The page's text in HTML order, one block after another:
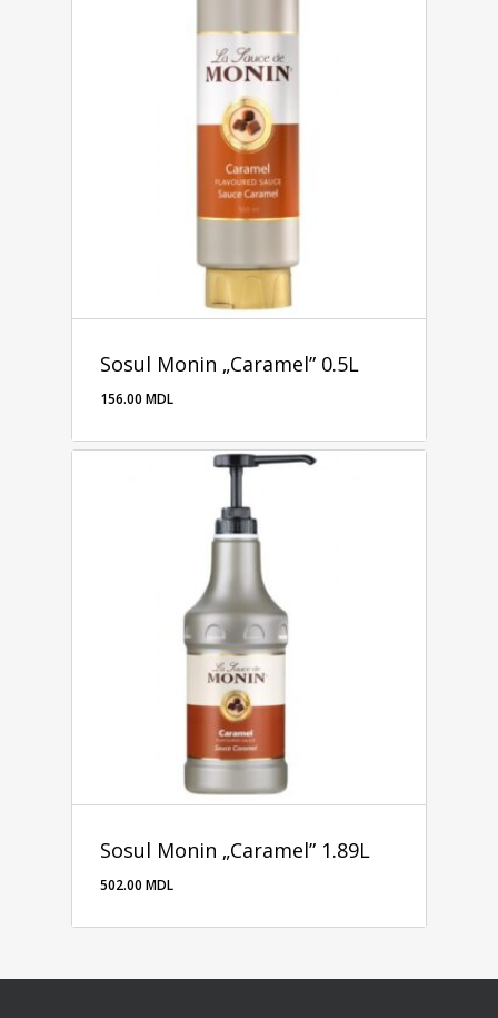
Sosul Monin „Caramel” 0.5L
156.00 MDL
Sosul Monin „Caramel” 1.89L
502.00 MDL